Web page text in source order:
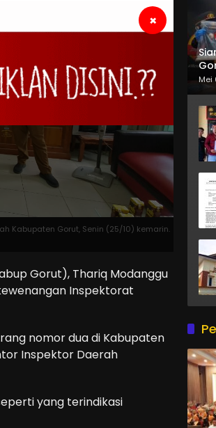
×
Kabupaten Gorut, Senin (25/10) kemarin.
Gorut), Thariq Modanggu
Inspektorat
nomor dua di Kabupaten
Inspektor Daerah
yang terindikasi
Mei